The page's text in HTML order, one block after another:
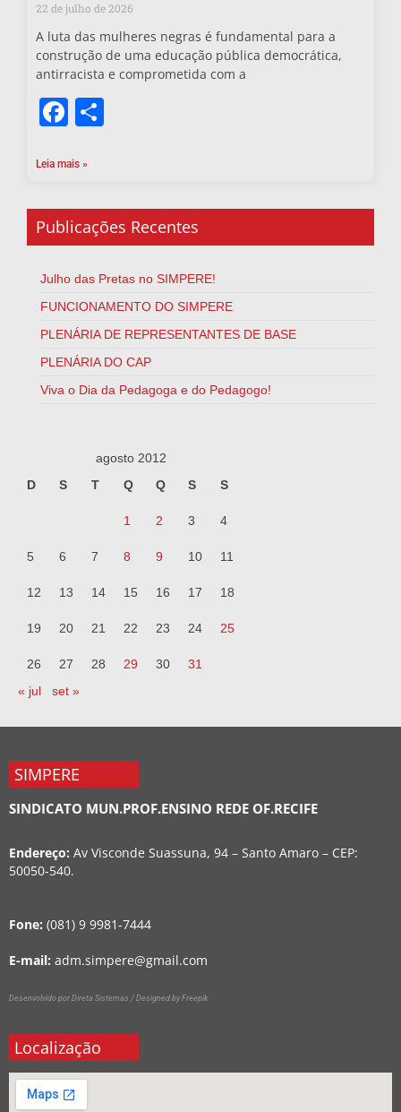
22 de julho de 2026
A luta das mulheres negras é fundamental para a
construção de uma educação pública democrática,
antirracista e comprometida com a
Facebook
Leia mais »
Publicações Recentes
Julho das Pretas no SIMPERE!
FUNCIONAMENTO DO SIMPERE
PLENÁRIA DE REPRESENTANTES DE BASE
PLENÁRIA DO CAP
Viva o Dia da Pedagoga e do Pedagogo!
agosto 2012
D
S T Q Q S S
1 2 3 4
5 6 7 8 9 10 11
12 13 14 15 16 17 18
19 20 21 22 23 24 25
26 27 28 29 30
31
« jul
set »
SIMPERE
SINDICATO MUN.PROF.ENSINO REDE OF.RECIFE
Endereço: Av Visconde Suassuna, 94 – Santo Amaro – CEP:
50050-540.
Fone: (081) 9 9981-7444
E-mail: adm.simpere@gmail.com
Desenvolvido por Direta Sistemas / Designed by Freepik
Localização